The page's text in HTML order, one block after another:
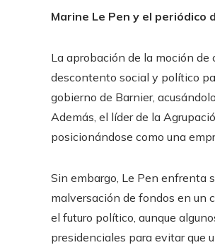
Marine Le Pen y el periódico
La aprobación de la moción
descontento social y político
gobierno de Barnier,
Además, el líder de la
posicionándose como una
Sin embargo, Le Pen enfrenta
malversación de fondos en un
el futuro político, aunque
presidenciales para evitar que